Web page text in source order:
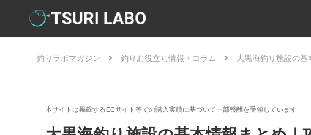
釣りラボマガジン 釣りお役立ち情報・コラム 大黒海釣り施設の